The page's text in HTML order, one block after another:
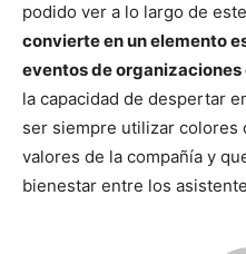
podido ver a lo largo de
convierte en un elemento
eventos de
la capacidad de despertar
ser siempre utilizar colores
valores de la compañía y
bienestar entre los